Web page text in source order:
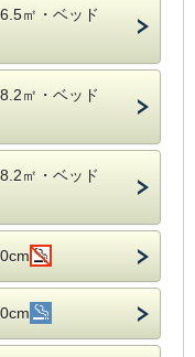
㎡・ベッド
㎡・ベッド
㎡・ベッド